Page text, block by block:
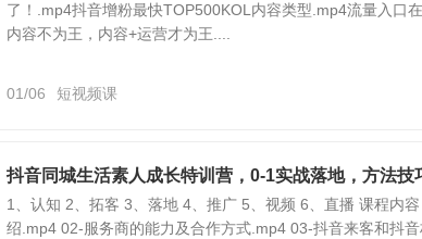
了！.mp4抖音增粉最快TOP500KOL内容类型.mp4流量入口
内容不为王，内容+运营才为王....
01/06 短视频课
抖音同城生活素人成长特训营，0-1实战落地，方法技
1、认知 2、拓客 3、落地 4、推广 5、视频 6、直播 课程内
绍.mp4 02-服务商的能力及合作方式.mp4 03-抖音来客和抖